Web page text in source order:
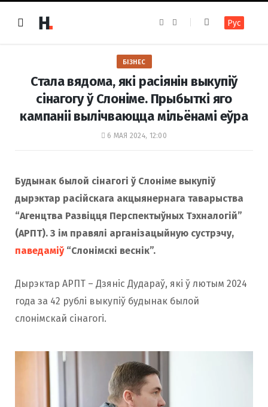
e
k
t
a
m
Рус
БІЗНЕС
Стала вядома, які расіянін выкупіў
сінагогу ў Слоніме. Прыбыткі яго
кампаніі вылічваюцца мільёнамі еўра
6 МАЯ 2024, 12:00
Будынак былой сінагогі ў Слоніме выкупіў
дырэктар расійскага акцыянернага таварыства
“Агенцтва Развіцця Перспектыўных Тэхналогій”
(АРПТ). З ім правялі арганізацыйную сустрэчу,
паведаміў “Слонімскі веснік”.
Дырэктар АРПТ – Дзяніс Дудараў, які ў лютым 2024
года за 42 рублі выкупіў будынак былой
слонімскай сінагогі.